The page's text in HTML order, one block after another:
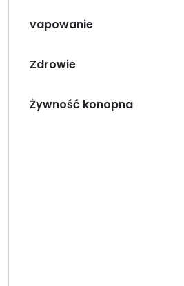
vapowanie
Zdrowie
Żywność konopna